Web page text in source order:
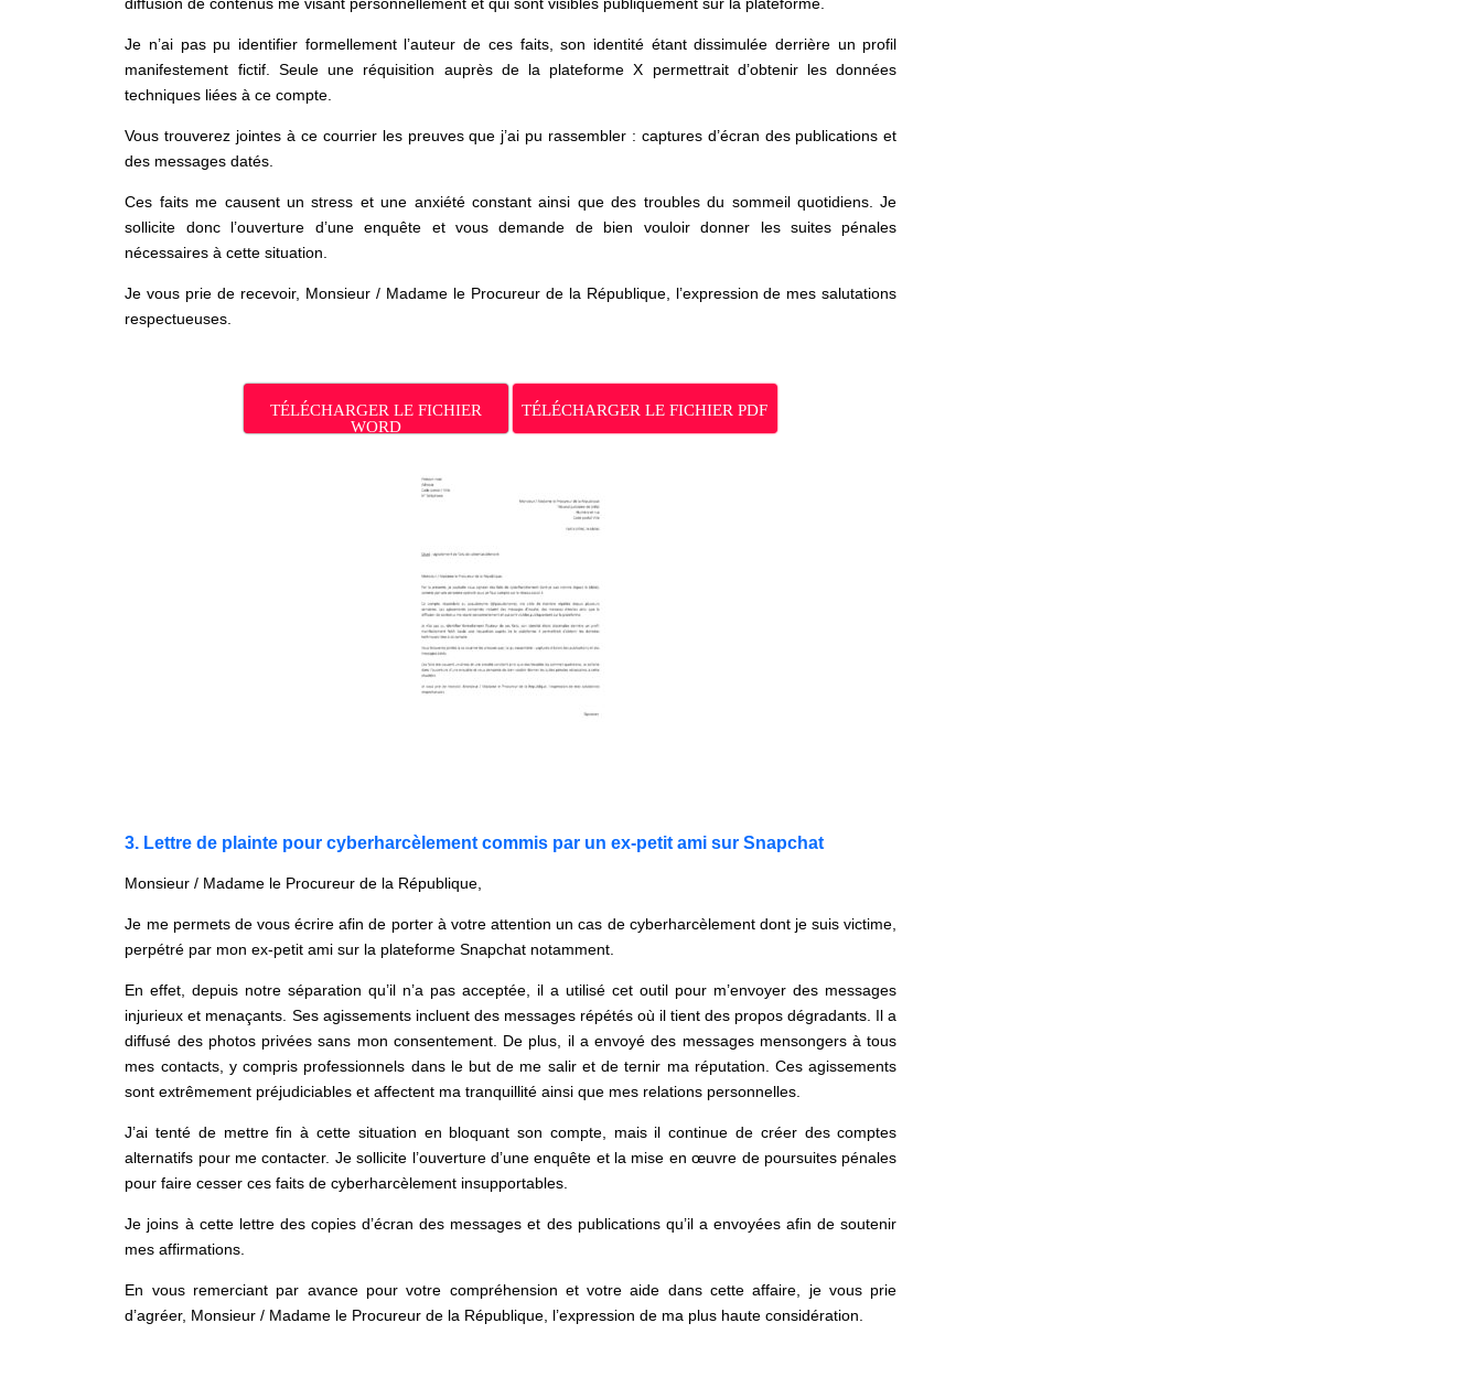
Je n’ai pas pu identifier formellement l’auteur de ces faits, son identité étant dissimulée derrière un profil
manifestement fictif. Seule une réquisition auprès de la plateforme X permettrait d’obtenir les données
techniques liées à ce compte.
Vous trouverez jointes à ce courrier les preuves que j’ai pu rassembler : captures d’écran des publications et
des messages datés.
Ces faits me causent un stress et une anxiété constant ainsi que des troubles du sommeil quotidiens. Je
sollicite donc l’ouverture d’une enquête et vous demande de bien vouloir donner les suites pénales
nécessaires à cette situation.
Je vous prie de recevoir, Monsieur / Madame le Procureur de la République, l’expression de mes salutations
respectueuses.
TÉLÉCHARGER LE FICHIER
WORD
TÉLÉCHARGER LE FICHIER PDF
3. Lettre de plainte pour cyberharcèlement commis par un ex-petit ami sur Snapchat
Monsieur / Madame le Procureur de la République,
Je me permets de vous écrire afin de porter à votre attention un cas de cyberharcèlement dont je suis victime,
perpétré par mon ex-petit ami sur la plateforme Snapchat notamment.
En effet, depuis notre séparation qu’il n’a pas acceptée, il a utilisé cet outil pour m’envoyer des messages
injurieux et menaçants. Ses agissements incluent des messages répétés où il tient des propos dégradants. Il a
diffusé des photos privées sans mon consentement. De plus, il a envoyé des messages mensongers à tous
mes contacts, y compris professionnels dans le but de me salir et de ternir ma réputation. Ces agissements
sont extrêmement préjudiciables et affectent ma tranquillité ainsi que mes relations personnelles.
J’ai tenté de mettre fin à cette situation en bloquant son compte, mais il continue de créer des comptes
alternatifs pour me contacter. Je sollicite l’ouverture d’une enquête et la mise en œuvre de poursuites pénales
pour faire cesser ces faits de cyberharcèlement insupportables.
Je joins à cette lettre des copies d’écran des messages et des publications qu’il a envoyées afin de soutenir
mes affirmations.
En vous remerciant par avance pour votre compréhension et votre aide dans cette affaire, je vous prie
d’agréer, Monsieur / Madame le Procureur de la République, l’expression de ma plus haute considération.